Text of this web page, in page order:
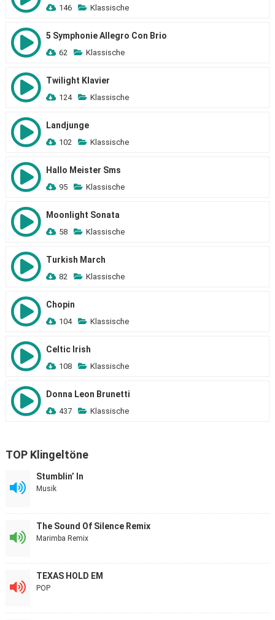
146 Klassische
5 Symphonie Allegro Con Brio
62 Klassische
Twilight Klavier
124 Klassische
Landjunge
102 Klassische
Hallo Meister Sms
95 Klassische
Moonlight Sonata
58 Klassische
Turkish March
82 Klassische
Chopin
104 Klassische
Celtic Irish
108 Klassische
Donna Leon Brunetti
437 Klassische
TOP Klingeltöne
Stumblin’ In
Musik
The Sound Of Silence Remix
Marimba Remix
TEXAS HOLD EM
POP